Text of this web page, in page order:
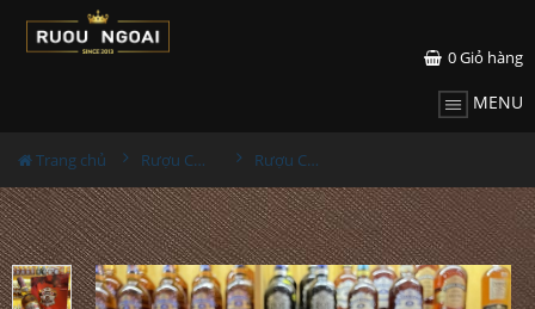
0Giỏ hàng
MENU
Trang chủ Rượu Chivas Rượu Chivas 12 Hộp Quà Tết 2022